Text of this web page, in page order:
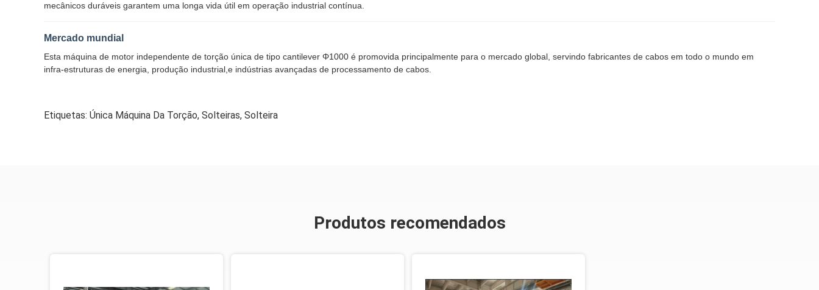
mecânicos duráveis garantem uma longa vida útil em operação industrial contínua.
Mercado mundial
Esta máquina de motor independente de torção única de tipo cantilever Φ1000 é promovida principalmente para o mercado global, servindo fabricantes de cabos em todo o mundo em
infra-estruturas de energia, produção industrial,e indústrias avançadas de processamento de cabos.
Etiquetas: Única Máquina Da Torção, Solteiras, Solteira
Produtos recomendados